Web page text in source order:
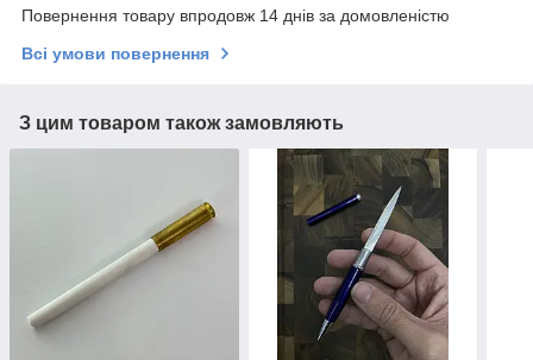
Повернення товару впродовж 14 днів за домовленістю
Всі умови повернення
З цим товаром також замовляють